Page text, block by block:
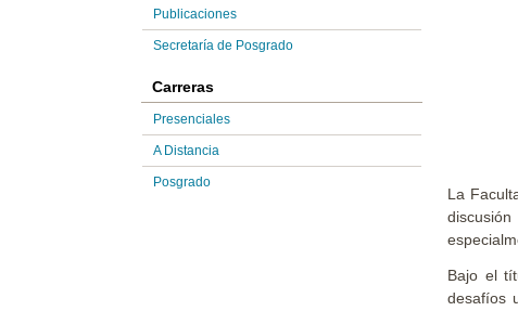
Publicaciones
Secretaría de Posgrado
Carreras
Presenciales
A Distancia
Posgrado
La
Bajo el
desafíos